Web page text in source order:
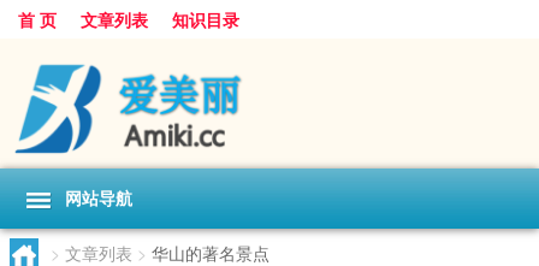
首 页 文章列表 知识目录
网站导航
> 文章列表 > 华山的著名景点